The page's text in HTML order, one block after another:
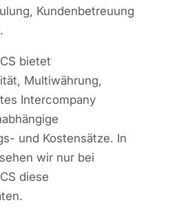
Kundenbetreuung
bietet
Multiwährung,
Intercompany
und Kostensätze. In
wir nur bei
diese